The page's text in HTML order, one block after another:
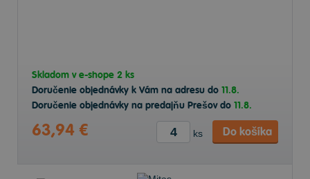
Skladom ve-shope 2 ks
Doručenie objednávky k Vám na adresu do 11.8.
Doručenie objednávky na predajňu Prešov do 11.8.
63,94 € ks Do košíka